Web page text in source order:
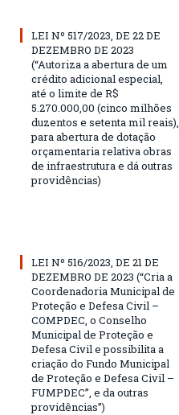
LEI Nº 517/2023, DE 22 DE
DEZEMBRO DE 2023
(“Autoriza a abertura de um
crédito adicional especial,
até o limite de R$
5.270.000,00 (cinco milhões
duzentos e setenta mil reais),
para abertura de dotação
orçamentaria relativa obras
de infraestrutura e dá outras
providências)
LEI Nº 516/2023, DE 21 DE
DEZEMBRO DE 2023 (“Cria a
Coordenadoria Municipal de
Proteção e Defesa Civil –
COMPDEC, o Conselho
Municipal de Proteção e
Defesa Civil e possibilita a
criação do Fundo Municipal
de Proteção e Defesa Civil –
FUMPDEC”, e da outras
providências”)